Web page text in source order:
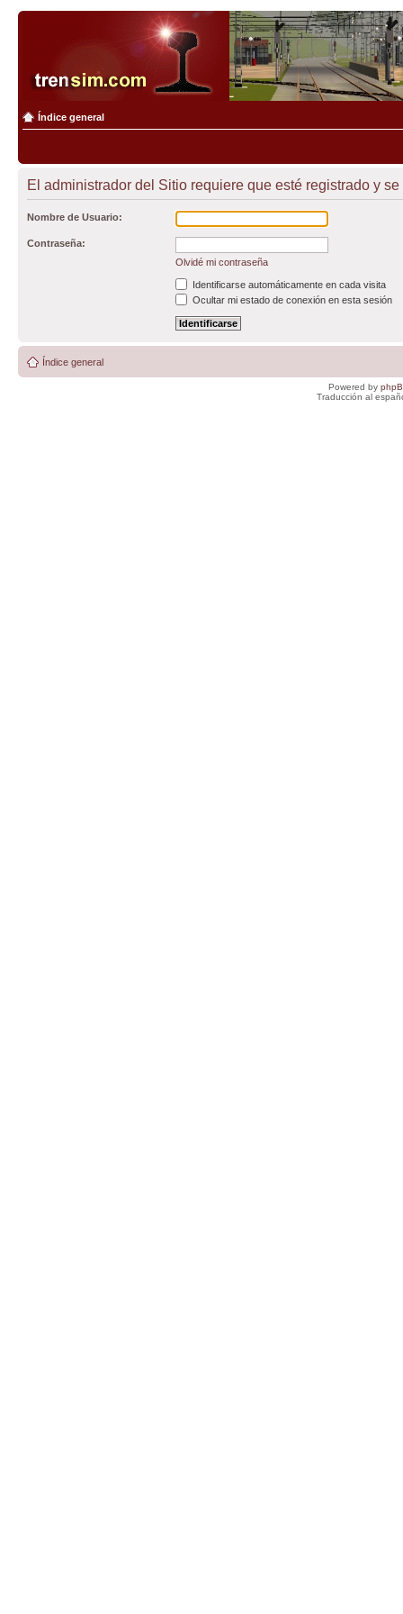
Índice general
El administrador del Sitio requiere que esté registrado y
Nombre de Usuario:
Contraseña:
Olvidé mi contraseña
Identificarse automáticamente en cada visita
Ocultar mi estado de conexión en esta sesión
Índice general
Powered by
Traducción al